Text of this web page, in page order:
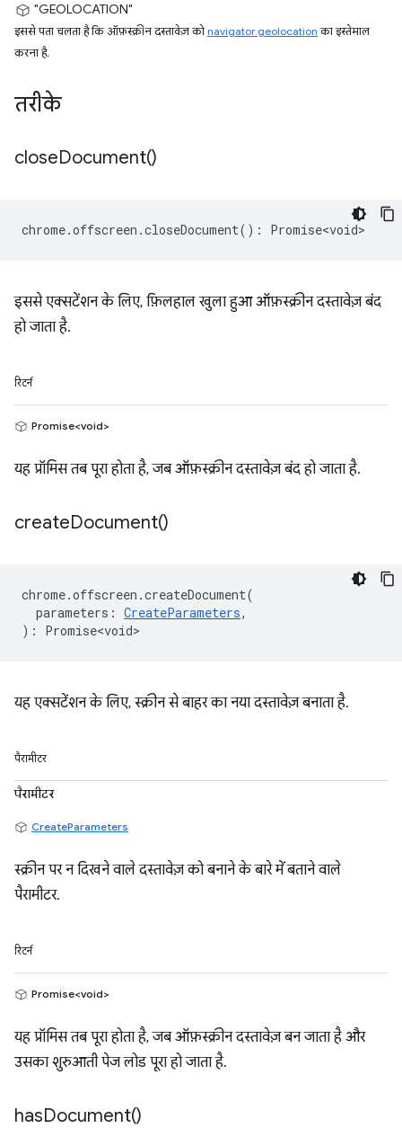
"GEOLOCATION"
इससे पता चलता है कि ऑफ़स्क्रीन दस्तावेज़ को navigator.geolocation का इस्तेमाल
करना है.
तरीके
closeDocument()
chrome.offscreen .closeDocument() : Promise<void>
इससे एक्सटेंशन के लिए, फ़िलहाल खुला हुआ ऑफ़स्क्रीन दस्तावेज़ बंद
हो जाता है.
रिटर्न
Promise<void>
यह प्रॉमिस तब पूरा होता है, जब ऑफ़स्क्रीन दस्तावेज़ बंद हो जाता है.
createDocument()
chrome.offscreen .createDocument(
parameters : CreateParameters,
) : Promise<void>
यह एक्सटेंशन के लिए, स्क्रीन से बाहर का नया दस्तावेज़ बनाता है.
पैरामीटर
पैरामीटर
CreateParameters
स्क्रीन पर न दिखने वाले दस्तावेज़ को बनाने के बारे में बताने वाले
पैरामीटर.
रिटर्न
Promise<void>
यह प्रॉमिस तब पूरा होता है, जब ऑफ़स्क्रीन दस्तावेज़ बन जाता है और
उसका शुरुआती पेज लोड पूरा हो जाता है.
hasDocument()